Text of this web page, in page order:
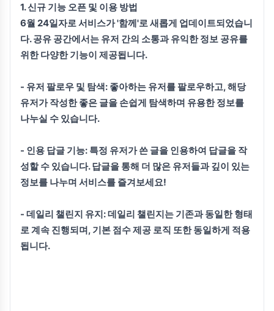
1. 신규 기능 오픈 및 이용 방법
6월 24일자로 서비스가 '함께'로 새롭게 업데이트되었습니
다. 공유 공간에서는 유저 간의 소통과 유익한 정보 공유를
위한 다양한 기능이 제공됩니다.
- 유저 팔로우 및 탐색: 좋아하는 유저를 팔로우하고, 해당
유저가 작성한 좋은 글을 손쉽게 탐색하며 유용한 정보를
나누실 수 있습니다.
- 인용 답글 기능: 특정 유저가 쓴 글을 인용하여 답글을 작
성할 수 있습니다. 답글을 통해 더 많은 유저들과 깊이 있는
정보를 나누며 서비스를 즐겨보세요!
- 데일리 챌린지 유지:데일리 챌린지는 기존과 동일한 형태
로 계속 진행되며, 기본 점수 제공 로직 또한 동일하게 적용
됩니다.